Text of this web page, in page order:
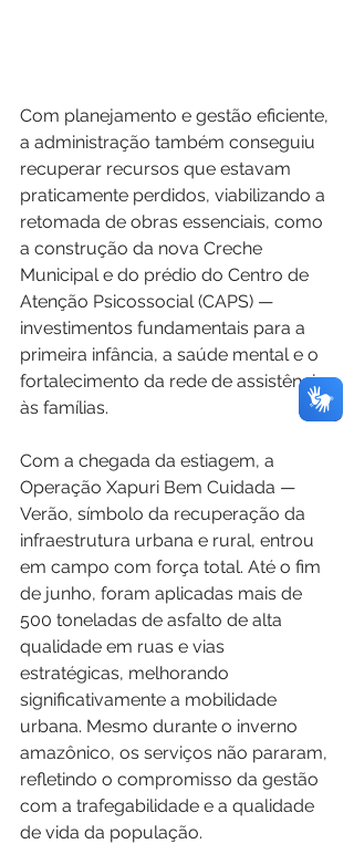
Com planejamento e gestão eficiente,
a administração também conseguiu
recuperar recursos que estavam
praticamente perdidos, viabilizando a
retomada de obras essenciais, como
a construção da nova Creche
Municipal e do prédio do Centro de
Atenção Psicossocial (CAPS) —
investimentos fundamentais para a
primeira infância, a saúde mental e o
fortalecimento da rede de assistência
às famílias.
Com a chegada da estiagem, a
Operação Xapuri Bem Cuidada —
Verão, símbolo da recuperação da
infraestrutura urbana e rural, entrou
em campo com força total. Até o fim
de junho, foram aplicadas mais de
500 toneladas de asfalto de alta
qualidade em ruas e vias
estratégicas, melhorando
significativamente a mobilidade
urbana. Mesmo durante o inverno
amazônico, os serviços não pararam,
refletindo o compromisso da gestão
com a trafegabilidade e a qualidade
de vida da população.